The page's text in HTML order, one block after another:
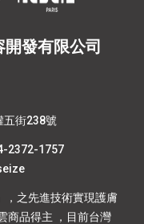
發有限公司
五街238號
2372-1757
，之先進技術實現護膚
商品得主 ，目前台灣